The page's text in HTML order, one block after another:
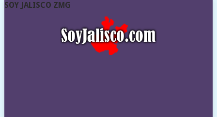
SOY JALISCO ZMG